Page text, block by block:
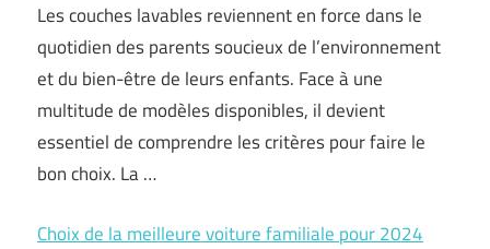
Les couches lavables reviennent en force dans le
quotidien des parents soucieux de l’environnement
et du bien-être de leurs enfants. Face à une
multitude de modèles disponibles, il devient
essentiel de comprendre les critères pour faire le
bon choix. La …
Choix de la meilleure voiture familiale pour 2024